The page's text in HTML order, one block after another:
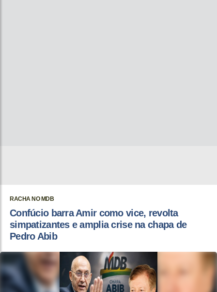
RACHA NO MDB
Confúcio barra Amir como vice, revolta
simpatizantes e amplia crise na chapa de
Pedro Abib